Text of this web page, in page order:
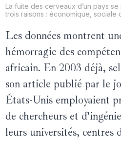
La fuite des cerveaux d’un pays
trois raisons : économique, sociale
Les données montrent
hémorragie des
africain. En 2003 déjà,
son article publié par le
États-Unis employaient
de chercheurs et
leurs universités, centres